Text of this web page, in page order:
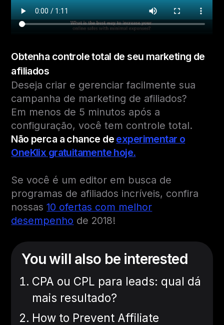
Obtenha controle total de seu marketing de
afiliados
Deseja criar e gerenciar facilmente sua
campanha de marketing de afiliados?
Em menos de 5 minutos após a
configuração, você tem controle total.
Não perca a chance de experimentar o
OneKlix gratuitamente hoje.
Se você é um editor em busca de
programas de afiliados incríveis, confira
nossas10 ofertas com melhor
desempenho de 2018!
You will also be interested
CPA ou CPL para leads: qual dá
mais resultado?
How to Prevent Affiliate